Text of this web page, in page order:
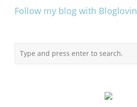
Follow my blog with Bloglovin